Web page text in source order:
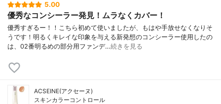
5.00
優秀なコンシーラー発見！ムラなくカバー！
優秀すぎるー！！こちら初めて使いましたが、もはや手放せなくなりそ
うです！明るくキレイな印象を与える新発想のコンシーラー使用したの
は、02番明るめの部分用ファンデ…続きを見る
ACSEINE(アクセーヌ)
スキンカラーコントロール